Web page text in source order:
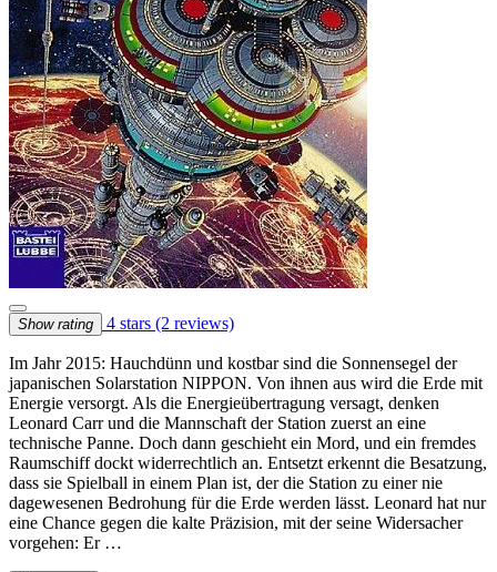
Show rating 4 stars (2 reviews)
Im Jahr 2015: Hauchdünn und kostbar sind die Sonnensegel der
japanischen Solarstation NIPPON. Von ihnen aus wird die Erde mit
Energie versorgt. Als die Energieübertragung versagt, denken
Leonard Carr und die Mannschaft der Station zuerst an eine
technische Panne. Doch dann geschieht ein Mord, und ein fremdes
Raumschiff dockt widerrechtlich an. Entsetzt erkennt die Besatzung,
dass sie Spielball in einem Plan ist, der die Station zu einer nie
dagewesenen Bedrohung für die Erde werden lässt. Leonard hat nur
eine Chance gegen die kalte Präzision, mit der seine Widersacher
vorgehen: Er …